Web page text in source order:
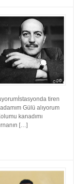
tiren
Gülü alıyorum
kanadımı
[…]